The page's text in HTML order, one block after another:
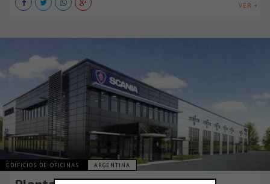
VER +
EDIFICIOS DE OFICINAS ARGENTINA